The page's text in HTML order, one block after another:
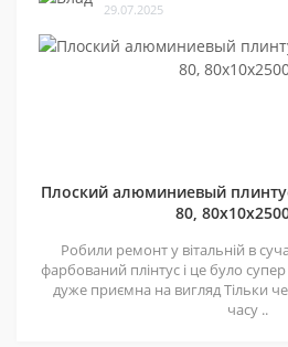
29.07.2025
Плоский алюминиевый
80,
Робили ремонт у вітальній в
фарбований плінтус і це було
дуже приємна на вигляд Тільки
часу ..